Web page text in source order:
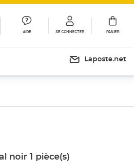
AIDE SE CONNECTER PANIER
Laposte.net
noir 1 pièce(s)